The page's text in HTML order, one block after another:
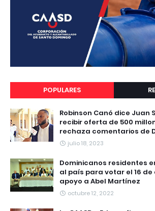
POPULARES
Robinson Canó dice Juan
recibir oferta de 500
rechaza comentarios de
julio 18, 2023
Dominicanos residentes
al país para votar el 16
apoyo a Abel Martínez
octubre 12, 2022